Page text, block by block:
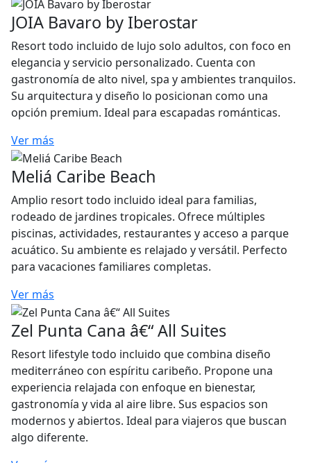
JOIA Bavaro by Iberostar
Resort todo incluido de lujo solo adultos, con foco en
elegancia y servicio personalizado. Cuenta con
gastronomía de alto nivel, spa y ambientes tranquilos.
Su arquitectura y diseño lo posicionan como una
opción premium. Ideal para escapadas románticas.
Ver más
Meliá Caribe Beach
Amplio resort todo incluido ideal para familias,
rodeado de jardines tropicales. Ofrece múltiples
piscinas, actividades, restaurantes y acceso a parque
acuático. Su ambiente es relajado y versátil. Perfecto
para vacaciones familiares completas.
Ver más
Zel Punta Cana â€“ All Suites
Resort lifestyle todo incluido que combina diseño
mediterráneo con espíritu caribeño. Propone una
experiencia relajada con enfoque en bienestar,
gastronomía y vida al aire libre. Sus espacios son
modernos y abiertos. Ideal para viajeros que buscan
algo diferente.